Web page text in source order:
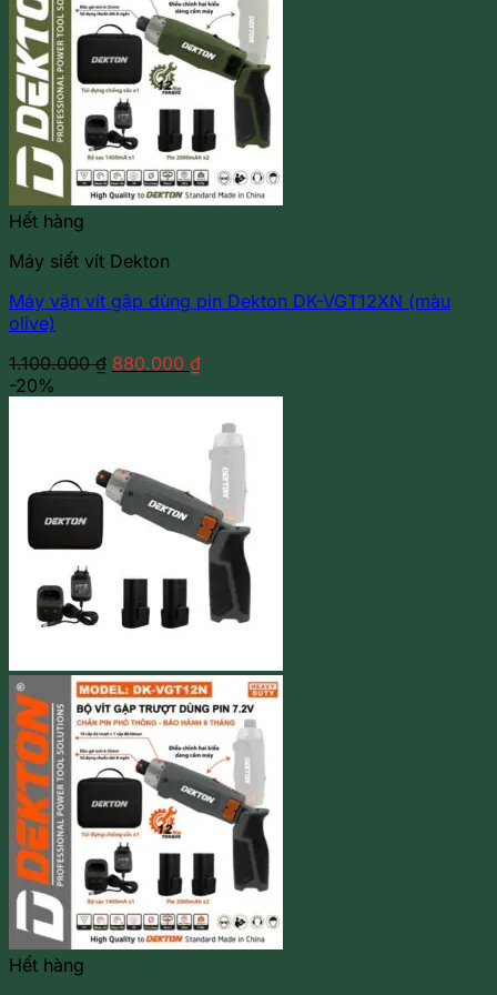
Hết hàng
Máy siết vít Dekton
Máy vặn vít gập dùng pin Dekton DK-VGT12XN (màu
olive)
1.100.000₫ Giá
880.000 ₫Giá
là:
880.000 ₫.
-20%
Hết hàng